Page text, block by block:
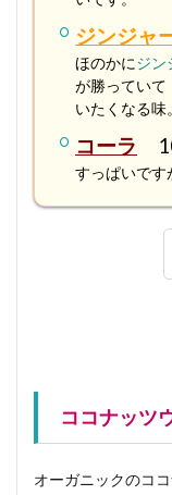
ジンジャ
ほのかにジン
が勝っていて
いたくなる味。
コーラ
すっぱいです
ココナッツ
オーガニックのコ